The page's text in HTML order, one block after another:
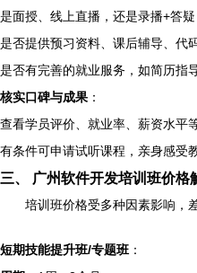
是面授、线上直播，还是录播+答疑
是否提供预习资料、课后辅导、代
是否有完善的就业服务，如简历指
核实口碑与成果 ：
查看学员评价、就业率、薪资水平
有条件可申请试听课程，亲身感受
三、 广州软件开发培训班价格
培训班价格受多种因素影响，
短期技能提升班/专题班 ：